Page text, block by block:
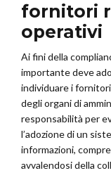
fornitori
operativi
Ai fini della
importante deve
individuare i
degli organi di
responsabilità per
l’adozione di un
informazioni,
avvalendosi della